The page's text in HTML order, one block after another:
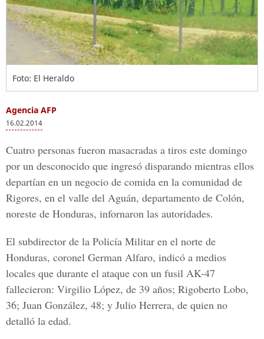
Foto: El Heraldo
Agencia AFP
16.02.2014
Cuatro personas fueron masacradas a tiros este domingo
por un desconocido que ingresó disparando mientras ellos
departían en un negocio de comida en la comunidad de
Rigores, en el valle del Aguán, departamento de Colón,
noreste de Honduras, infornaron las autoridades.
El subdirector de la Policía Militar en el norte de
Honduras, coronel German Alfaro, indicó a medios
locales que durante el ataque con un fusil AK-47
fallecieron: Virgilio López, de 39 años; Rigoberto Lobo,
36; Juan González, 48; y Julio Herrera, de quien no
detalló la edad.